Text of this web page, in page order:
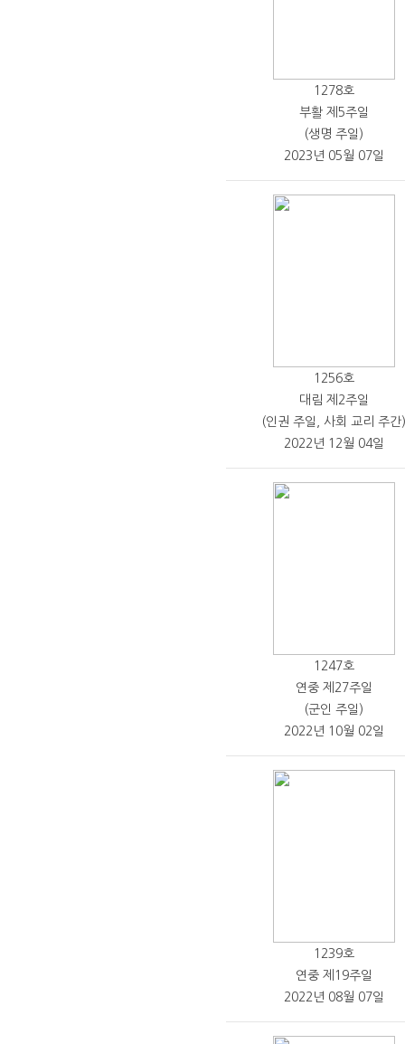
1278호
부활 제5주일
(생명 주일)
2023년 05월 07일
1256호
대림 제2주일
(인권 주일, 사회 교리 주간)
2022년 12월 04일
1247호
연중 제27주일
(군인 주일)
2022년 10월 02일
1239호
연중 제19주일
2022년 08월 07일